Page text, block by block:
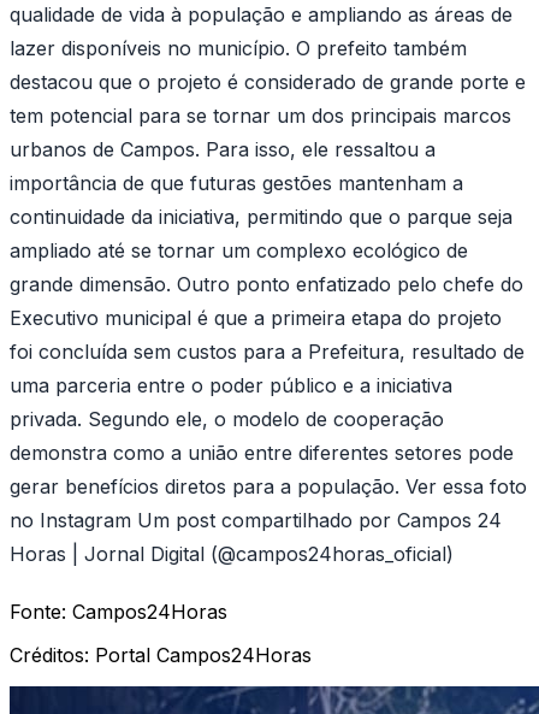
qualidade de vida à população e ampliando as áreas de
lazer disponíveis no município. O prefeito também
destacou que o projeto é considerado de grande porte e
tem potencial para se tornar um dos principais marcos
urbanos de Campos. Para isso, ele ressaltou a
importância de que futuras gestões mantenham a
continuidade da iniciativa, permitindo que o parque seja
ampliado até se tornar um complexo ecológico de
grande dimensão. Outro ponto enfatizado pelo chefe do
Executivo municipal é que a primeira etapa do projeto
foi concluída sem custos para a Prefeitura, resultado de
uma parceria entre o poder público e a iniciativa
privada. Segundo ele, o modelo de cooperação
demonstra como a união entre diferentes setores pode
gerar benefícios diretos para a população. Ver essa foto
no Instagram Um post compartilhado por Campos 24
Horas | Jornal Digital (@campos24horas_oficial)
Fonte: Campos24Horas
Créditos: Portal Campos24Horas